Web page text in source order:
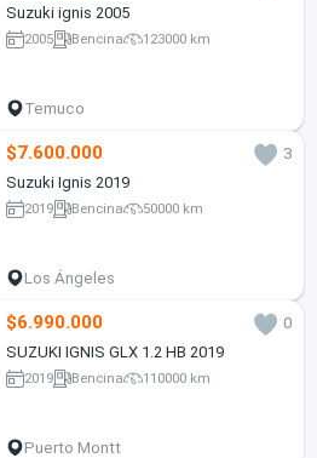
Suzuki ignis 2005
2005 Bencina 123000 km
Temuco
$7.600.000
3
Suzuki Ignis 2019
2019 Bencina 50000 km
Los Ángeles
$6.990.000
0
SUZUKI IGNIS GLX 1.2 HB 2019
2019 Bencina 110000 km
Puerto Montt